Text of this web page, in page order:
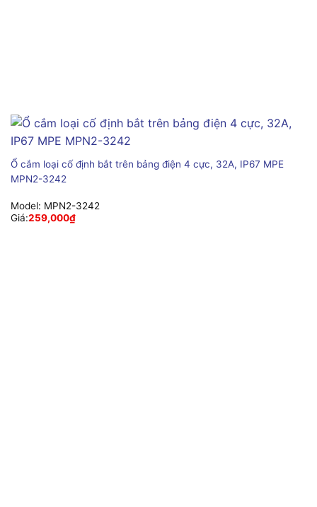
Ổ cắm loại cố định bắt trên bảng điện 4 cực, 32A, IP67 MPE
MPN2-3242
Model: MPN2-3242
Giá:259,000₫